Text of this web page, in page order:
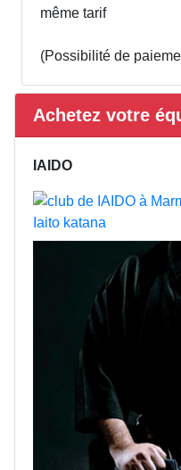
même tarif
(Possibilité de
Achetez votre
IAIDO
Iaito katana